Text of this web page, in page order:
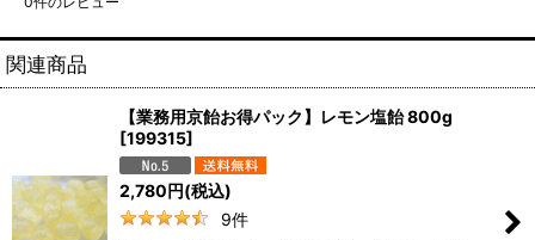
関連商品
【業務用京飴お得パック】レモン塩飴 800g
[199315]
2,780円(税込)
9件